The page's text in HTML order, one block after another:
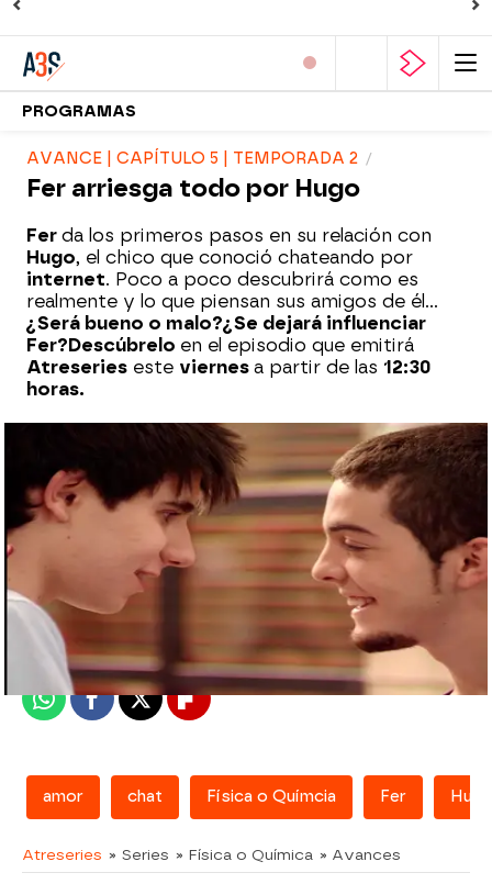
PROGRAMAS
AVANCE | CAPÍTULO 5 | TEMPORADA 2
Fer arriesga todo por Hugo
Fer da los primeros pasos en su relación con
Hugo, el chico que conoció chateando por
internet. Poco a poco descubrirá como es
realmente y lo que piensan sus amigos de él...
¿Será bueno o malo?¿Se dejará influenciar
Fer?Descúbrelo en el episodio que emitirá
Atreseries este viernes a partir de las 12:30
horas.
Madrid
Publicado:07 de febrero de 2018, 15:27
WhatsappFacebook
X Flipboard
amor chat Física o Químcia Fer
Atreseries » Series » Física o Química » Avances